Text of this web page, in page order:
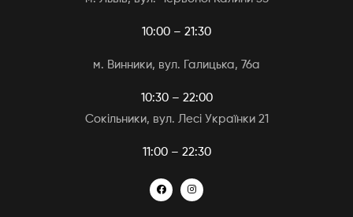
10:00 – 21:30
м. Винники, вул. Галицька, 76а
10:30 – 22:00
Сокільники, вул. Лесі Українки 21
11:00 – 22:30